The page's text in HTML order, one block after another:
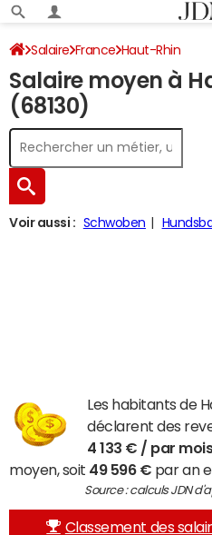
Salaire France Haut-Rhin
Salaire moyen à
(68130)
Voir aussi : Schwoben
Les habitants de
déclarent des
4 133 € / par
moyen, soit 49 596 € par an
Source : calculs JDN
Classement des